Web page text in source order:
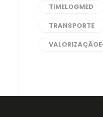
TIMELOGMED
TRANSPORTE